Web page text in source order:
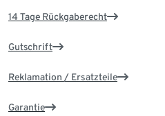
14 Tage Rückgaberecht
Gutschrift
Reklamation / Ersatzteile
Garantie